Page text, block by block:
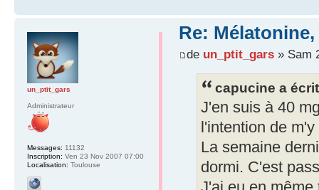
Re:
de un_ptit_gars» Sam
capucine a
J'en suis à 40
l'intention de
La semaine
dormi. C'est
un_ptit_gars
Administrateur
Messages: 11132
Inscription: Ven 23 Nov 2007 07:00
Localisation: Toulouse